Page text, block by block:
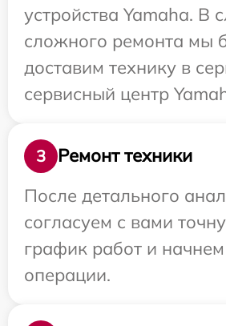
устройства Yamaha. В
сложного ремонта мы
доставим технику в
сервисный центр
3
Ремонт техники
После детального
согласуем с вами
график работ и
операции.